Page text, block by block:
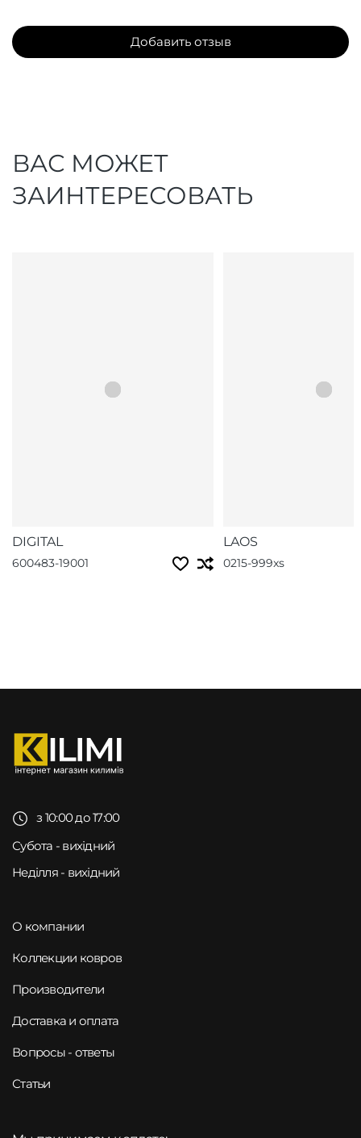
Добавить отзыв
ВАС МОЖЕТ
ЗАИНТЕРЕСОВАТЬ
DIGITAL
600483-19001
LAOS
0215-999xs
з 10:00 до 17:00
Субота - вихідний
Неділля - вихідний
О компании
Коллекции ковров
Производители
Доставка и оплата
Вопросы - ответы
Статьи